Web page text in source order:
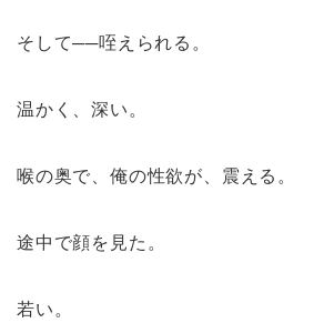
そして──咥えられる。
温かく、深い。
喉の奥で、俺の性欲が、震える。
途中で顔を見た。
若い。